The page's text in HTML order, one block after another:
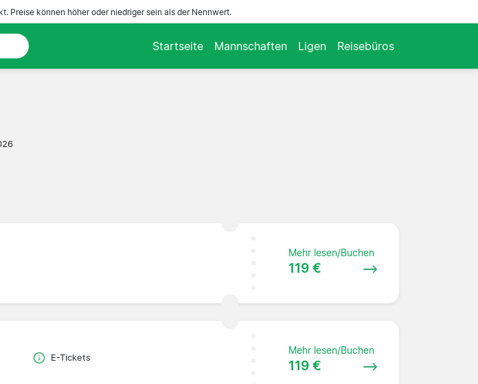
Preise können höher oder niedriger sein als der Nennwert.
Startseite Mannschaften Ligen Reisebüros
Mehr lesen/Buchen
119 €
E-Tickets
Mehr lesen/Buchen
119 €